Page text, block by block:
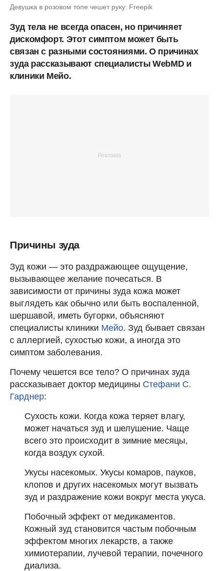
Девушка в розовом топе чешет руку: Freepik
Зуд тела не всегда опасен, но причиняет
дискомфорт. Этот симптом может быть
связан с разными состояниями. О причинах
зуда рассказывают специалисты WebMD и
клиники Мейо.
Причины зуда
Зуд кожи — это раздражающее ощущение,
вызывающее желание почесаться. В
зависимости от причины зуда кожа может
выглядеть как обычно или быть воспаленной,
шершавой, иметь бугорки, объясняют
специалисты клиники Мейо. Зуд бывает связан
с аллергией, сухостью кожи, а иногда это
симптом заболевания.
Почему чешется все тело? О причинах зуда
рассказывает доктор медицины Стефани С.
Гарднер:
Сухость кожи. Когда кожа теряет влагу,
может начаться зуд и шелушение. Чаще
всего это происходит в зимние месяцы,
когда воздух сухой.
Укусы насекомых. Укусы комаров, пауков,
клопов и других насекомых могут вызвать
зуд и раздражение кожи вокруг места укуса.
Побочный эффект от медикаментов.
Кожный зуд становится частым побочным
эффектом многих лекарств, а также
химиотерапии, лучевой терапии, почечного
диализа.